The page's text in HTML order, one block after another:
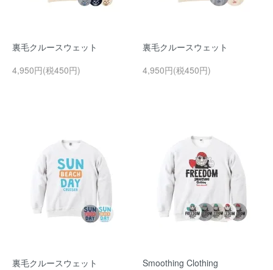
裏毛クルースウェット
4,950円(税450円)
裏毛クルースウェット
4,950円(税450円)
裏毛クルースウェット
Smoothing Clothing